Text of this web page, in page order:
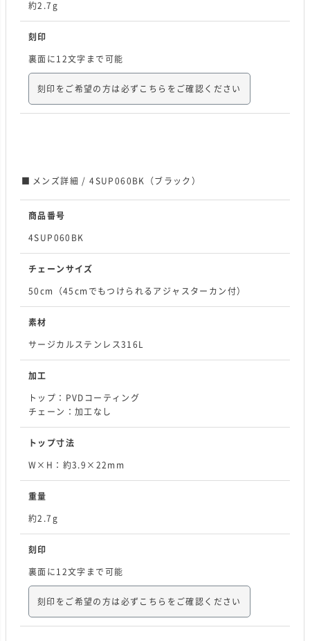
約2.7g
刻印
裏面に12文字まで可能
刻印をご希望の方は必ずこちらをご確認ください
メンズ詳細 / 4SUP060BK（ブラック）
商品番号
4SUP060BK
チェーンサイズ
50cm（45cmでもつけられるアジャスターカン付）
素材
サージカルステンレス316L
加工
トップ：PVDコーティング
チェーン：加工なし
トップ寸法
W×H：約3.9×22mm
重量
約2.7g
刻印
裏面に12文字まで可能
刻印をご希望の方は必ずこちらをご確認ください